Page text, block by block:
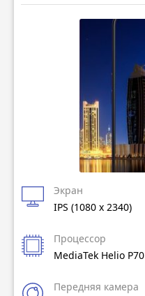
Экран
IPS (1080 x 2340)
Процессор
MediaTek Helio P70
Передняя камера